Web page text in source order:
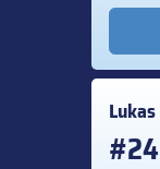
Lukas
#24